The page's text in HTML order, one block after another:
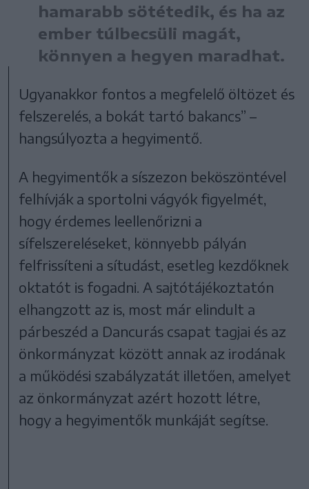
hamarabb sötétedik, és ha az
ember túlbecsüli magát,
könnyen a hegyen maradhat.
Ugyanakkor fontos a megfelelő öltözet és
felszerelés, a bokát tartó bakancs” –
hangsúlyozta a hegyimentő.
A hegyimentők a síszezon beköszöntével
felhívják a sportolni vágyók figyelmét,
hogy érdemes leellenőrizni a
sífelszereléseket, könnyebb pályán
felfrissíteni a sítudást, esetleg kezdőknek
oktatót is fogadni. A sajtótájékoztatón
elhangzott az is, most már elindult a
párbeszéd a Dancurás csapat tagjai és az
önkormányzat között annak az irodának
a működési szabályzatát illetően, amelyet
az önkormányzat azért hozott létre,
hogy a hegyimentők munkáját segítse.